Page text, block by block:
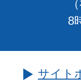
8
サイト